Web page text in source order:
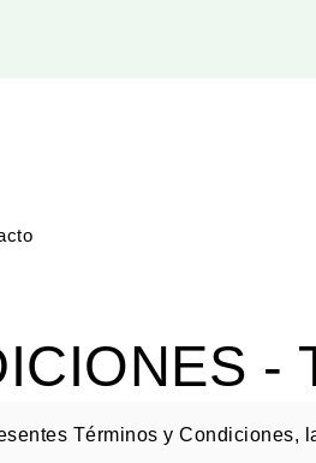
-
Términos y